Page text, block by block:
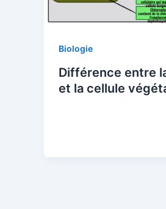
Biologie
Différence entre
et la cellule